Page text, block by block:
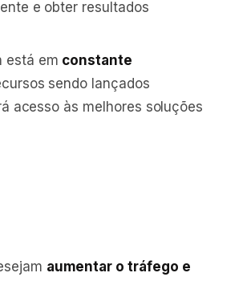
e obter resultados
está em constante
sendo lançados
acesso às melhores soluções
aumentar o tráfego e